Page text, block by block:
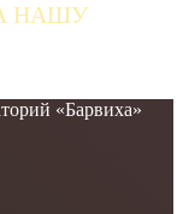
НАШУ
«Барвиха»